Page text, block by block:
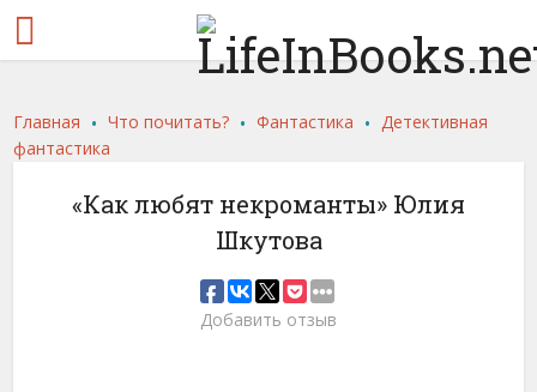
Главная .Что почитать? .Фантастика . Детективная
фантастика
«Как любят некроманты» Юлия
Шкутова
Добавить отзыв